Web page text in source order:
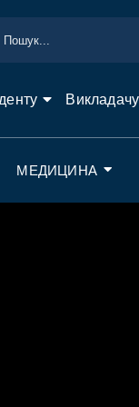
Викладачу
МЕДИЦИНА